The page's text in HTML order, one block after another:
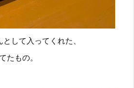
して入ってくれた、
たもの。